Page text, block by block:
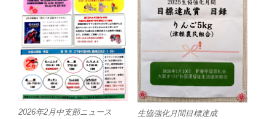
2026年2月中支部ニュース 生協強化月間目標達成